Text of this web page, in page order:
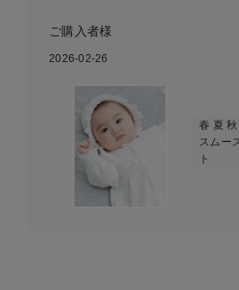
ご購入者様
2026-02-26
春 夏
スムー
ト